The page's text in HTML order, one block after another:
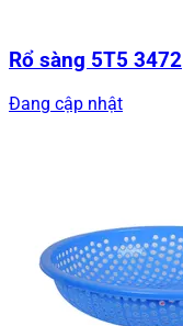
Rổ sàng 5T5 3472
Đang cập nhật